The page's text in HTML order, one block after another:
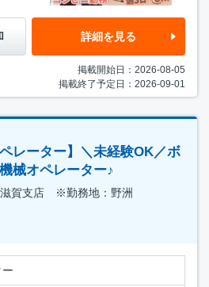
詳細を見る
掲載開始日：2026-08-05
掲載終了予定日：2026-09-01
レーター】＼未経験OK／ボ
械オペレーター♪
賀支店 ※勤務地：野洲